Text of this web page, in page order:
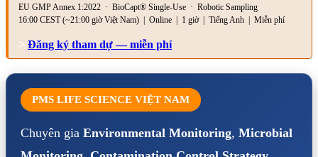
EU GMP Annex 1:2022 · BioCapt® Single-Use · Robotic Sampling
16:00 CEST (~21:00 giờ Việt Nam) | Online | 1 giờ | Tiếng Anh | Miễn phí
> Đăng ký tham dự — miễn phí
PMS LIFE SCIENCE VIỆT NAM
Chuyên gia Environmental Monitoring, Microbial